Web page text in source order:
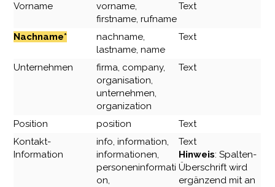
Vorname
vorname,
firstname, rufname
Text
Nachname*
nachname,
lastname, name
Text
Unternehmen
firma, company,
organisation,
unternehmen,
organization
Text
Position position
Text
Kontakt-
Information
info, information,
informationen,
personeninformati
on,
Text
Hinweis: Spalten-
Überschrift wird
ergänzend mit an